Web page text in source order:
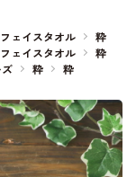
フェイスタオル
粋
フェイスタオル
粋
粋 粋